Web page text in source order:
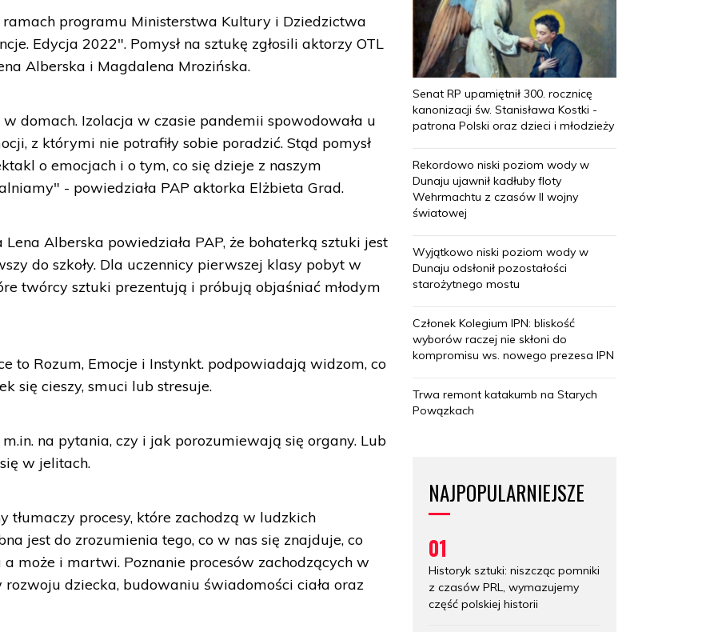
programu Ministerstwa Kultury i Dziedzictwa
Edycja 2022". Pomysł na sztukę zgłosili aktorzy OTL
Alberska i Magdalena Mrozińska.
domach. Izolacja w czasie pandemii spowodowała u
z którymi nie potrafiły sobie poradzić. Stąd pomysł
o emocjach i o tym, co się dzieje z naszym
- powiedziała PAP aktorka Elżbieta Grad.
Alberska powiedziała PAP, że bohaterką sztuki jest
do szkoły. Dla uczennicy pierwszej klasy pobyt w
twórcy sztuki prezentują i próbują objaśniać młodym
to Rozum, Emocje i Instynkt. podpowiadają widzom, co
się cieszy, smuci lub stresuje.
na pytania, czy i jak porozumiewają się organy. Lub
w jelitach.
tłumaczy procesy, które zachodzą w ludzkich
jest do zrozumienia tego, co w nas się znajduje, co
może i martwi. Poznanie procesów zachodzących w
dziecka, budowaniu świadomości ciała oraz
Senat RP upamiętnił 300. rocznicę
kanonizacji św. Stanisława Kostki -
patrona Polski oraz dzieci i młodzieży
Rekordowo niski poziom wody w
Dunaju ujawnił kadłuby floty
Wehrmachtu z czasów II wojny
światowej
Wyjątkowo niski poziom wody w
Dunaju odsłonił pozostałości
starożytnego mostu
Członek Kolegium IPN: bliskość
wyborów raczej nie skłoni do
kompromisu ws. nowego prezesa IPN
Trwa remont katakumb na Starych
Powązkach
NAJPOPULARNIEJSZE
01
Historyk sztuki: niszcząc pomniki
z czasów PRL, wymazujemy
część polskiej historii